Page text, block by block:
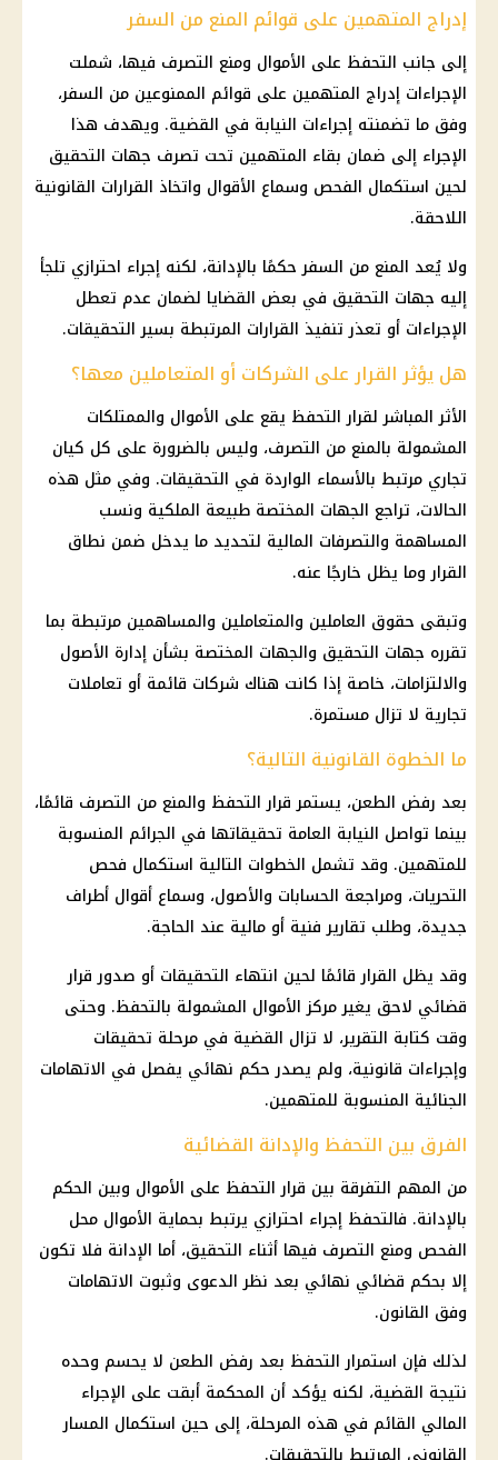
إدراج المتهمين على قوائم المنع من السفر
إلى جانب التحفظ على الأموال ومنع التصرف فيها، شملت
الإجراءات إدراج المتهمين على قوائم الممنوعين من السفر،
وفق ما تضمنته إجراءات النيابة في القضية. ويهدف هذا
الإجراء إلى ضمان بقاء المتهمين تحت تصرف جهات التحقيق
لحين استكمال الفحص وسماع الأقوال واتخاذ القرارات القانونية
اللاحقة.
ولا يُعد المنع من السفر حكمًا بالإدانة، لكنه إجراء احترازي تلجأ
إليه جهات التحقيق في بعض القضايا لضمان عدم تعطل
الإجراءات أو تعذر تنفيذ القرارات المرتبطة بسير التحقيقات.
هل يؤثر القرار على الشركات أو المتعاملين معها؟
الأثر المباشر لقرار التحفظ يقع على الأموال والممتلكات
المشمولة بالمنع من التصرف، وليس بالضرورة على كل كيان
تجاري مرتبط بالأسماء الواردة في التحقيقات. وفي مثل هذه
الحالات، تراجع الجهات المختصة طبيعة الملكية ونسب
المساهمة والتصرفات المالية لتحديد ما يدخل ضمن نطاق
القرار وما يظل خارجًا عنه.
وتبقى حقوق العاملين والمتعاملين والمساهمين مرتبطة بما
تقرره جهات التحقيق والجهات المختصة بشأن إدارة الأصول
والالتزامات، خاصة إذا كانت هناك شركات قائمة أو تعاملات
تجارية لا تزال مستمرة.
ما الخطوة القانونية التالية؟
بعد رفض الطعن، يستمر قرار التحفظ والمنع من التصرف قائمًا،
بينما تواصل النيابة العامة تحقيقاتها في الجرائم المنسوبة
للمتهمين. وقد تشمل الخطوات التالية استكمال فحص
التحريات، ومراجعة الحسابات والأصول، وسماع أقوال أطراف
جديدة، وطلب تقارير فنية أو مالية عند الحاجة.
وقد يظل القرار قائمًا لحين انتهاء التحقيقات أو صدور قرار
قضائي لاحق يغير مركز الأموال المشمولة بالتحفظ. وحتى
وقت كتابة التقرير، لا تزال القضية في مرحلة تحقيقات
وإجراءات قانونية، ولم يصدر حكم نهائي يفصل في الاتهامات
الجنائية المنسوبة للمتهمين.
الفرق بين التحفظ والإدانة القضائية
من المهم التفرقة بين قرارالتحفظ على الأموال وبين الحكم
بالإدانة. فالتحفظ إجراء احترازي يرتبط بحماية الأموال محل
الفحص ومنع التصرف فيها أثناء التحقيق، أما الإدانة فلا تكون
إلا بحكم قضائي نهائي بعد نظر الدعوى وثبوت الاتهامات
وفق القانون.
لذلك فإن استمرار التحفظ بعد رفض الطعن لا يحسم وحده
نتيجة القضية، لكنه يؤكد أن المحكمة أبقت على الإجراء
المالي القائم في هذه المرحلة، إلى حين استكمال المسار